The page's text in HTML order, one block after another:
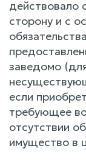
действовало
сторону и с
заведомо
если
требующее
отсутствии
имущество в